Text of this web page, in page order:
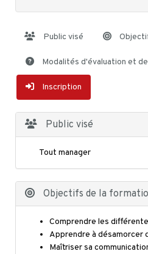
Public visé
Modalités d'évaluation et
Inscription
Public visé
Tout manager
Objectifs de la
Comprendre les
Apprendre à désamorcer
Maîtriser sa